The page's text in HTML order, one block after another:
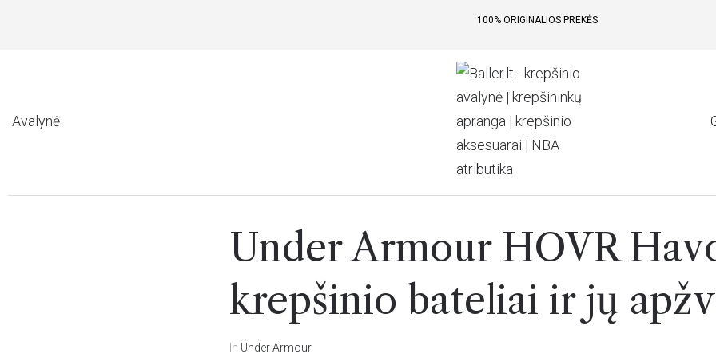
100% ORIGINALIOS PREKĖS
Avalynė
Under Armour HOVR
krepšinio bateliai ir jų
In Under Armour